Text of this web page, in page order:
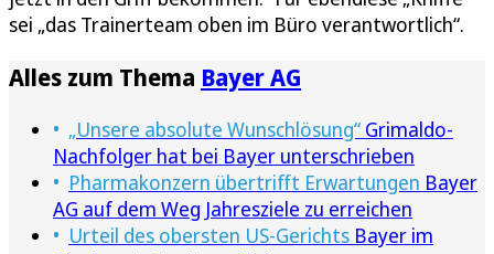
sei „das Trainerteam oben im Büro verantwortlich“.
Alles zum Thema Bayer AG
„Unsere absolute Wunschlösung“ Grimaldo-
Nachfolger hat bei Bayer unterschrieben
Pharmakonzern übertrifft Erwartungen Bayer
AG auf dem Weg Jahresziele zu erreichen
Urteil des obersten US-Gerichts Bayer im